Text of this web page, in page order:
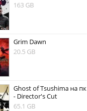
163 GB
Grim Dawn
20.5 GB
Ghost of Tsushima на пк
- Director's Cut
65.1 GB